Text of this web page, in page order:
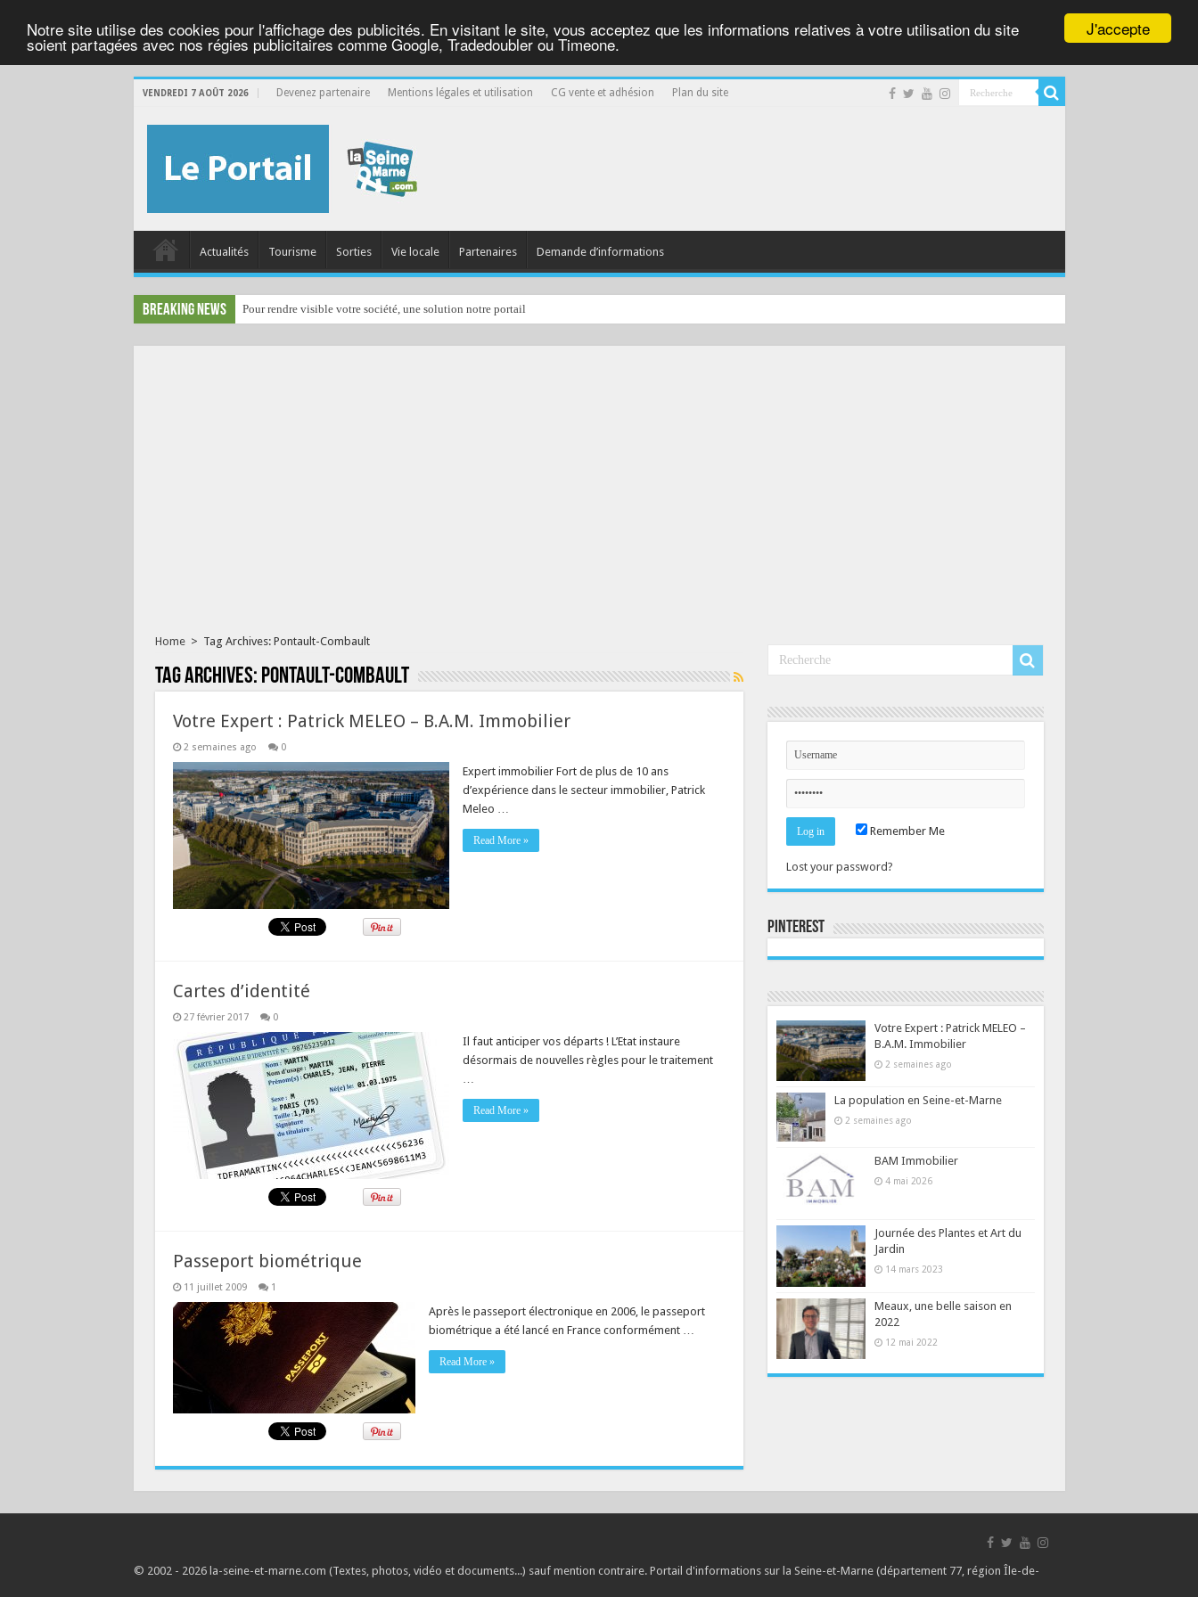
J'accepte
Notre site utilise des cookies pour l'affichage des publicités. En visitant le site, vous acceptez que les informations relatives à votre utilisation du site
soient partagées avec nos régies publicitaires comme Google, Tradedoubler ou Timeone.
VENDREDI 7 AOÛT 2026 Devenez partenaire Mentions légales et utilisation CG vente et adhésion Plan du site
Actualités Tourisme Sorties Vie locale Partenaires Demande d’informations
Breaking News Pour rendre visible votre société, une solution notre portail
Home > Tag Archives: Pontault-Combault
Tag Archives: Pontault-Combault
Votre Expert : Patrick MELEO – B.A.M. Immobilier
2 semaines ago 0
Expert immobilier Fort de plus de 10 ans
d’expérience dans le secteur immobilier, Patrick
Meleo …
Read More »
Cartes d’identité
27 février 2017 0
Il faut anticiper vos départs ! L’Etat instaure
désormais de nouvelles règles pour le traitement
…
Read More »
Passeport biométrique
11 juillet 2009 1
Après le passeport électronique en 2006, le passeport
biométrique a été lancé en France conformément …
Read More »
Remember Me
Lost your password?
Pinterest
Votre Expert : Patrick MELEO –
B.A.M. Immobilier
2 semaines ago
La population en Seine-et-Marne
2 semaines ago
BAM Immobilier
4 mai 2026
Journée des Plantes et Art du
Jardin
14 mars 2023
Meaux, une belle saison en
2022
12 mai 2022
© 2002 - 2026 la-seine-et-marne.com (Textes, photos, vidéo et documents...) sauf mention contraire. Portail d'informations sur la Seine-et-Marne (département 77, région Île-de-